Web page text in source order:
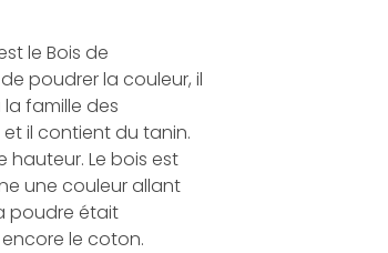
le Bois de
poudrer la couleur, il
famille des
il contient du tanin.
hauteur. Le bois est
une couleur allant
poudre était
le coton.